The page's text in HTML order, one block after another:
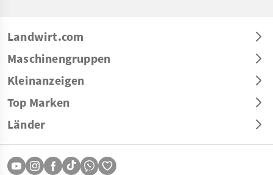
Landwirt.com
Maschinengruppen
Kleinanzeigen
Top Marken
Länder